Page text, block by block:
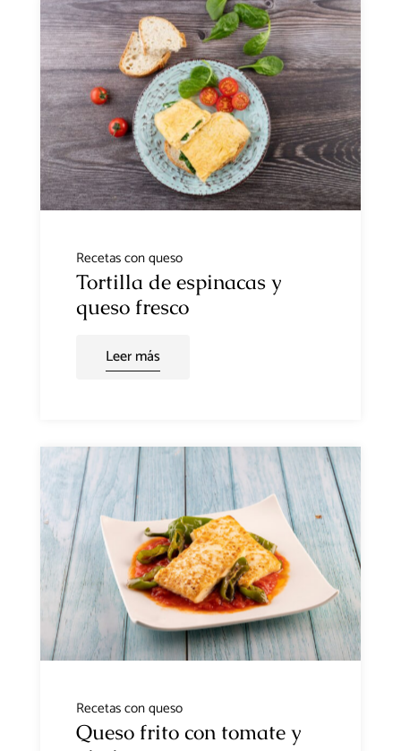
Recetas con queso
Tortilla de espinacas y
queso fresco
Leer más
Recetas con queso
Queso frito con tomate y